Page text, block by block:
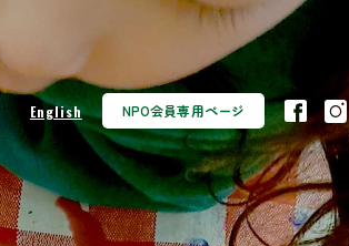
English NPO会員専用ページ